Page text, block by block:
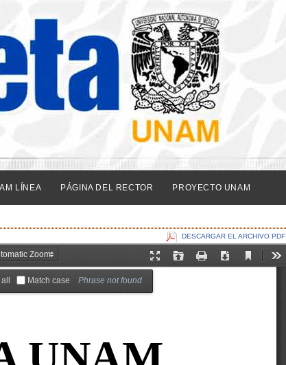
LÍNEA PÁGINA DEL RECTOR PROYECTO UNAM
DESCARGAR EL ARCHIVO PDF